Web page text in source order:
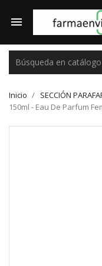

Inicio SECCIÓN
150ml - Eau De Parfum